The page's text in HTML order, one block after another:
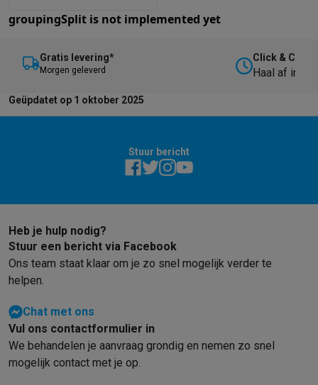
groupingSplit is not implemented yet
Gratis levering*
M orgen geleverd
Click &
Haal af in
Geüpdatet op 1 oktober 2025
Stuur bericht
Heb je hulp nodig?
Stuur een bericht via Facebook
Ons team staat klaar om je zo snel mogelijk verder te
helpen.
Chat met ons
Vul ons contactformulier in
We behandelen je aanvraag grondig en nemen zo snel
mogelijk contact met je op.